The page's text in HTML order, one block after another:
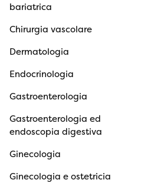
bariatrica
Chirurgia vascolare
Dermatologia
Endocrinologia
Gastroenterologia
Gastroenterologia ed
endoscopia digestiva
Ginecologia
Ginecologia e ostetricia